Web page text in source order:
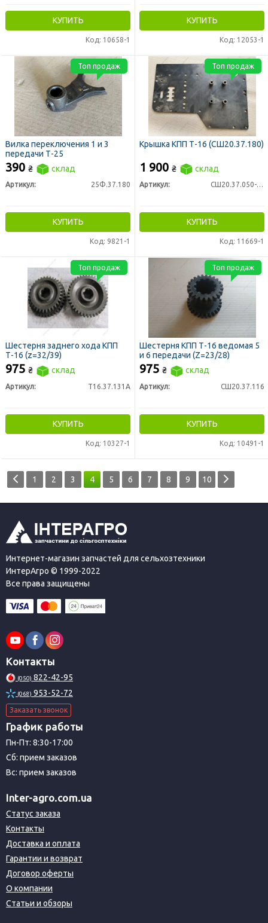
КУПИТЬ
Код: 10658-1
КУПИТЬ
Код: 12053-1
Вилка переключения 1 и 3
передачи Т-25
390 ₴ склад
Артикул: 25Ф.37.180
КУПИТЬ
Код: 9821-1
Топ продаж
Крышка КПП Т-16 (СШ20.37.180)
1 900 ₴ склад
Артикул: СШ20.37.050-01
КУПИТЬ
Код: 11669-1
Топ продаж
Шестерня заднего хода КПП
Т-16 (z=32/39)
975 ₴ склад
Артикул: Т16.37.131А
КУПИТЬ
Код: 10327-1
Топ продаж
Шестерня КПП Т-16 ведомая 5
и 6 передачи (Z=23/28)
975 ₴ склад
Артикул: СШ20.37.116
КУПИТЬ
Код: 10491-1
Топ продаж
1 2 3 4 5 6 7 8 9 10
Интернет-магазин запчастей для сельхозтехники
ИнтерАгро © 1999-2022
Все права защищены
Контакты
(050) 822-42-95
(068) 953-52-72
Заказать звонок
График работы
Пн-Пт: 8:30-17:00
Сб: прием заказов
Вс: прием заказов
Inter-agro.com.ua
Статус заказа
Контакты
Доставка и оплата
Гарантии и возврат
Договор оферты
О компании
Статьи и обзоры